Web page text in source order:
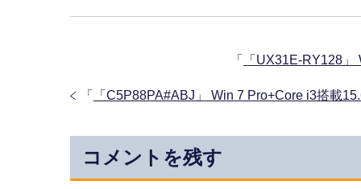
「 「UX31E-RY128
「 「C5P88PA#ABJ」 Win 7 Pro+Core i3搭載
コメントを残す